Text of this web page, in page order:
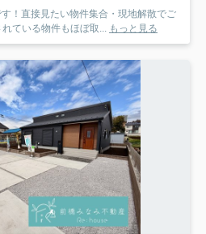
！直接見たい物件集合・現地解散でご
ている物件もほぼ取... もっと見る